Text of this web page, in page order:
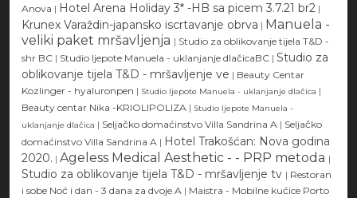
Anova | Hotel Arena Holiday 3* -HB sa picem 3.7.21 br2 |
Krunex Varaždin-japansko iscrtavanje obrva | Manuela -
veliki paket mršavljenja | Studio za oblikovanje tijela T&D -
shr BC | Studio ljepote Manuela - uklanjanje dlačicaBC | Studio za
oblikovanje tijela T&D - mršavljenje ve | Beauty Centar
Kozlinger - hyaluronpen | Studio ljepote Manuela - uklanjanje dlačica |
Beauty centar Nika -KRIOLIPOLIZA | Studio ljepote Manuela -
uklanjanje dlačica | Seljačko domaćinstvo Villa Sandrina A | Seljačko
domaćinstvo Villa Sandrina A | Hotel Trakošćan: Nova godina
2020. | Ageless Medical Aesthetic - - PRP metoda |
Studio za oblikovanje tijela T&D - mršavljenje tv | Restoran
i sobe Noć i dan - 3 dana za dvoje A | Maistra - Mobilne kućice Porto